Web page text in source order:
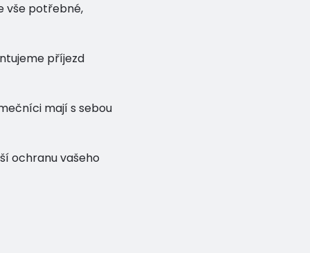
vše potřebné,
příjezd
mají s sebou
ochranu vašeho